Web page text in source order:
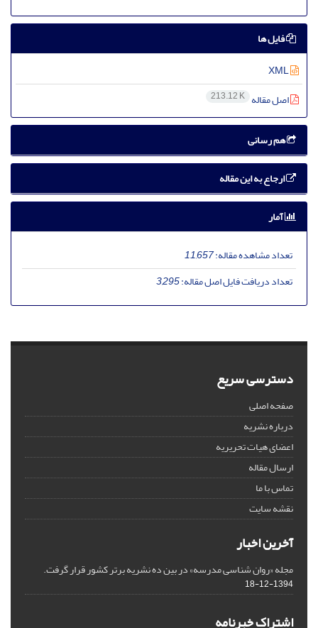
فایل ها
اصل مقاله 213.12 K
هم رسانی
ارجاع به این مقاله
آمار
تعداد مشاهده مقاله:11,657
تعداد دریافت فایل اصل مقاله:3,295
دسترسی سریع
صفحه اصلی
درباره نشریه
اعضای هیات تحریریه
ارسال مقاله
تماس با ما
نقشه سایت
آخرین اخبار
مجله «روان شناسی مدرسه» در بین ده نشریه برتر کشور قرار گرفت.
1394-12-18
اشتراک خبرنامه